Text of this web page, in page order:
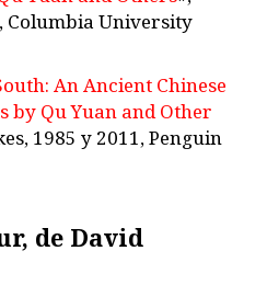
Columbia University
An Ancient Chinese
by Qu Yuan and Other
1985 y 2011, Penguin
de David